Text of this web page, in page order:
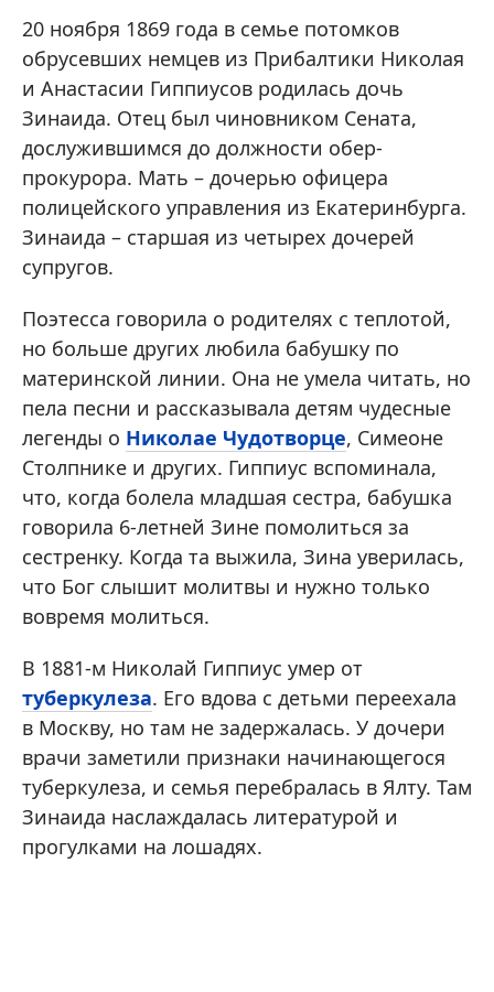
20 ноября 1869 года в семье потомков
обрусевших немцев из Прибалтики Николая
и Анастасии Гиппиусов родилась дочь
Зинаида. Отец был чиновником Сената,
дослужившимся до должности обер-
прокурора. Мать – дочерью офицера
полицейского управления из Екатеринбурга.
Зинаида – старшая из четырех дочерей
супругов.
Поэтесса говорила о родителях с теплотой,
но больше других любила бабушку по
материнской линии. Она не умела читать, но
пела песни и рассказывала детям чудесные
легенды о Николае Чудотворце, Симеоне
Столпнике и других. Гиппиус вспоминала,
что, когда болела младшая сестра, бабушка
говорила 6-летней Зине помолиться за
сестренку. Когда та выжила, Зина уверилась,
что Бог слышит молитвы и нужно только
вовремя молиться.
В 1881-м Николай Гиппиус умер от
туберкулеза. Его вдова с детьми переехала
в Москву, но там не задержалась. У дочери
врачи заметили признаки начинающегося
туберкулеза, и семья перебралась в Ялту. Там
Зинаида наслаждалась литературой и
прогулками на лошадях.